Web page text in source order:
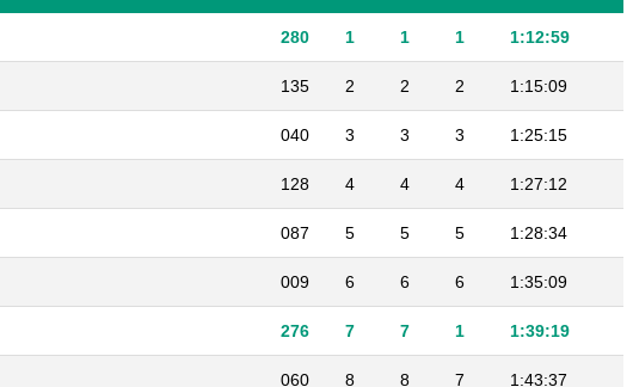
280 1 1 1 1:12:59
135 2 2 2 1:15:09
040 3 3 3 1:25:15
128 4 4 4 1:27:12
087 5 5 5 1:28:34
009 6 6 6 1:35:09
276 7 7 1 1:39:19
060 8 8 7 1:43:37